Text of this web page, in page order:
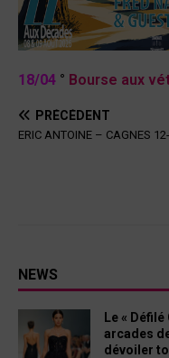
18/04 ° Bourse aux
PRÉCÉDENT
ERIC ANTOINE – CAGNES
NEWS
Le «
arcades
dévoiler